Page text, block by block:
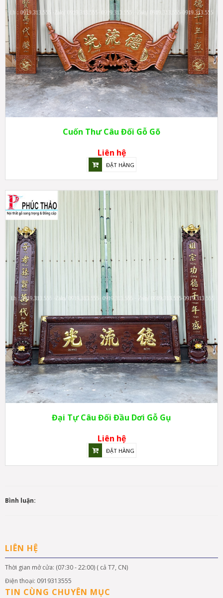
Cuốn Thư Câu Đối Gỗ Gõ
Liên hệ
ĐẶT HÀNG
Đại Tự Câu Đối Đầu Dơi Gỗ Gụ
Liên hệ
ĐẶT HÀNG
Bình luận:
LIÊN HỆ
Thời gian mở cửa: (07:30 - 22:00) ( cả T7, CN)
Điện thoại: 0919313555
TIN CÙNG CHUYÊN MỤC